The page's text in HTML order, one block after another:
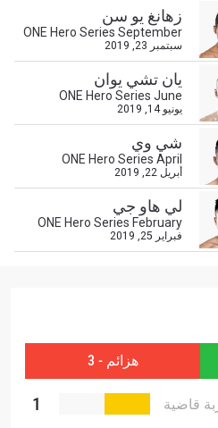
زهانغ يو سن
ONE Hero Series September
سبتمبر 23, 2019
يان تشي يوان
ONE Hero Series June
يونيو 14, 2019
شي وي
ONE Hero Series April
أبريل 22, 2019
لي هاو جي
ONE Hero Series February
فبراير 25, 2019
هزائم - 3
قاضية
1
اللقطات
اشترك الآن للوصول
الخاصة والحصول على
بموجب
هذه المنشورات في أي وقت.